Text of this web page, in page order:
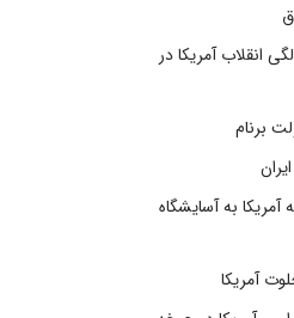
انقلاب آمریکا در
برنام
به آسایشگاه
آمریکا